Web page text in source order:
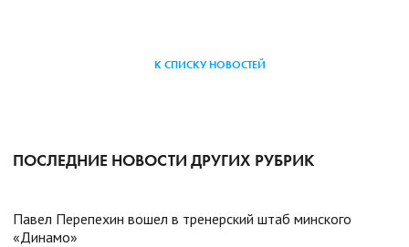
К СПИСКУ НОВОСТЕЙ
ПОСЛЕДНИЕ НОВОСТИ ДРУГИХ РУБРИК
Павел Перепехин вошел в тренерский штаб минского
«Динамо»